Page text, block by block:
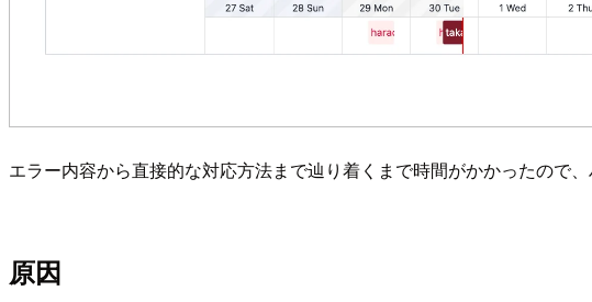
エラー内容から直接的な対応方法まで辿り着くまで時間がかかったので
原因